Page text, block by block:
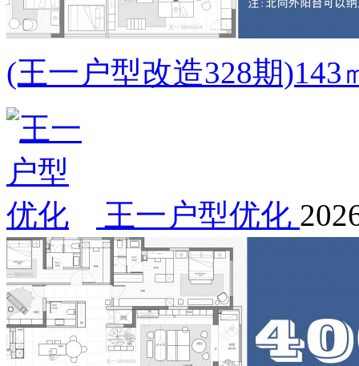
(王一户型改造328期
王一户型优化